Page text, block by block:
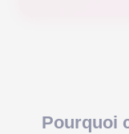
Pourquoi